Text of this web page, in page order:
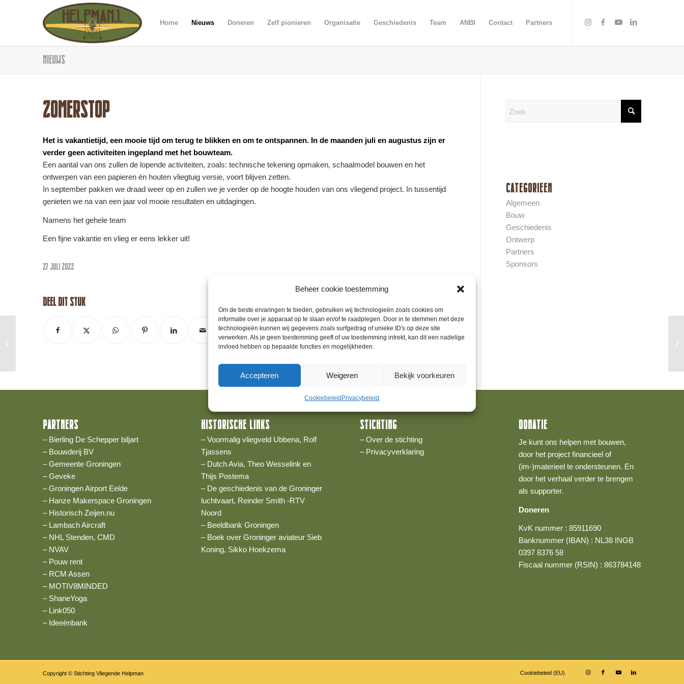
Beheer cookie toestemming
Om de beste ervaringen te bieden, gebruiken wij technologieën zoals cookies om
informatie over je apparaat op te slaan en/of te raadplegen. Door in te stemmen met deze
technologieën kunnen wij gegevens zoals surfgedrag of unieke ID's op deze site
verwerken. Als je geen toestemming geeft of uw toestemming intrekt, kan dit een nadelige
invloed hebben op bepaalde functies en mogelijkheden.
Accepteren Weigeren Bekijk voorkeuren
Cookiebeleid Privacybeleid
Home Nieuws Doneren Zelf pionieren Organisatie Geschiedenis Team ANBI Contact Partners
Nieuws
ZOMERSTOP
Het is vakantietijd, een mooie tijd om terug te blikken en om te ontspannen. In de maanden juli en augustus zijn er
verder geen activiteiten ingepland met het bouwteam.
Een aantal van ons zullen de lopende activiteiten, zoals: technische tekening opmaken, schaalmodel bouwen en het
ontwerpen van een papieren én houten vliegtuig versie, voort blijven zetten.
In september pakken we draad weer op en zullen we je verder op de hoogte houden van ons vliegend project. In tussentijd
genieten we na van een jaar vol mooie resultaten en uitdagingen.
Namens het gehele team
Een fijne vakantie en vlieg er eens lekker uit!
27 JULI 2022
Deel dit stuk
CATEGORIEEN
Algemeen
Bouw
Geschiedenis
Ontwerp
Partners
Sponsors
PARTNERS
– Bierling De Schepper biljart
– Bouwderij BV
– Gemeente Groningen
– Geveke
– Groningen Airport Eelde
– Hanze Makerspace Groningen
– Historisch Zeijen.nu
– Lambach Aircraft
– NHL Stenden, CMD
– NVAV
– Pouw rent
– RCM Assen
– MOTIV8MINDED
– ShaneYoga
– Link050
– Ideeënbank
HISTORISCHE LINKS
– Voormalig vliegveld Ubbena, Rolf
Tjassens
– Dutch Avia, Theo Wesselink en
Thijs Postema
– De geschiedenis van de Groninger
luchtvaart, Reinder Smith -RTV
Noord
– Beeldbank Groningen
– Boek over Groninger aviateur Sieb
Koning, Sikko Hoekzema
STICHTING
– Over de stichting
– Privacyverklaring
DONATIE
Je kunt ons helpen met bouwen,
door het project financieel of
(im-)materieel te ondersteunen. En
door het verhaal verder te brengen
als supporter.
Doneren
KvK nummer : 85911690
Banknummer (IBAN) : NL38 INGB
0397 8376 58
Fiscaal nummer (RSIN) : 863784148
Copyright © Stichting Vliegende Helpman Cookiebeleid (EU)
5e projectbijeenkomst: